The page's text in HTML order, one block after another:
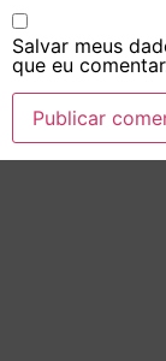
Salvar meus
que eu